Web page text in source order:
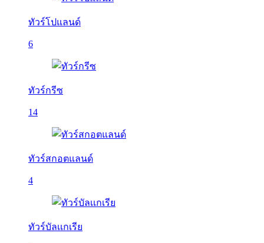
ทัวร์โปแลนด์
6
ทัวร์กรีซ
14
ทัวร์สกอตแลนด์
4
ทัวร์บัลเเกเรีย